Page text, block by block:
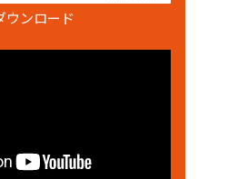
ウンロード